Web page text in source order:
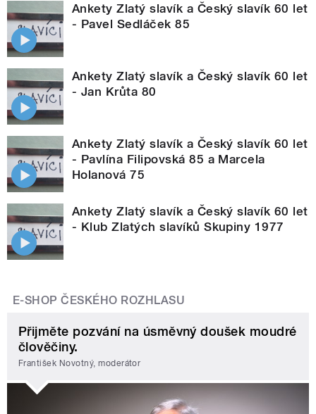
Ankety Zlatý slavík a Český slavík 60 let
- Pavel Sedláček 85
Ankety Zlatý slavík a Český slavík 60 let
- Jan Krůta 80
Ankety Zlatý slavík a Český slavík 60 let
- Pavlína Filipovská 85 a Marcela
Holanová 75
Ankety Zlatý slavík a Český slavík 60 let
- Klub Zlatých slavíků Skupiny 1977
E-SHOP ČESKÉHO ROZHLASU
Přijměte pozvání na úsměvný doušek moudré
člověčiny.
František Novotný, moderátor